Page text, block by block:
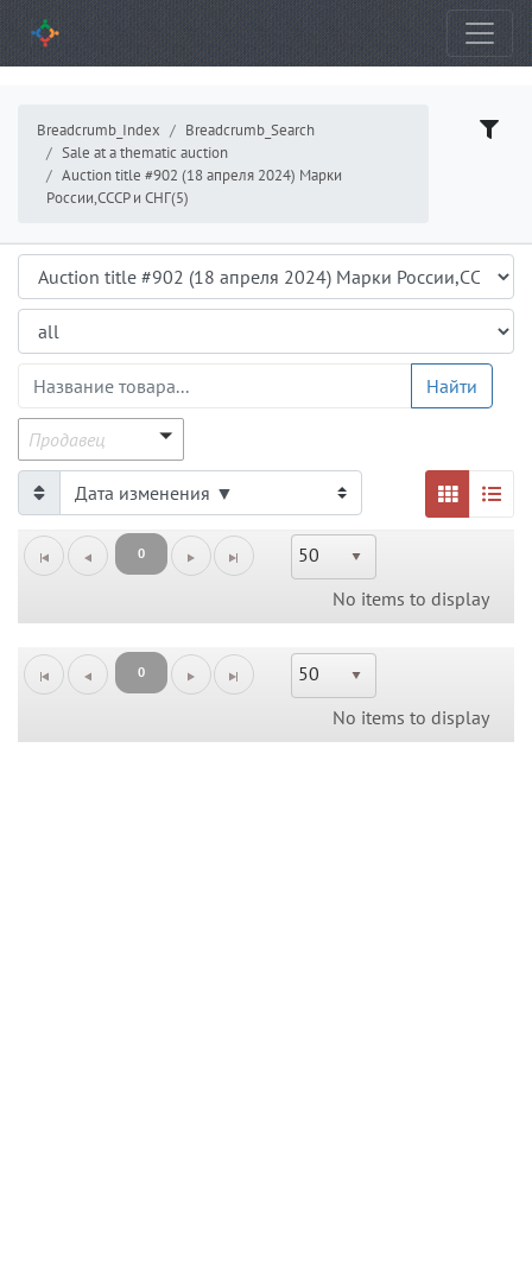
Breadcrumb_Index
Breadcrumb_Search
Sale at a thematic auction
Auction title #902 (18 апреля 2024) Марки
России,СССР и СНГ(5)
Аукцион
Подраздел
ProductsGrid.ProductName
Найти
Продавец
Продавец
0
50
No items to display
0
50
No items to display